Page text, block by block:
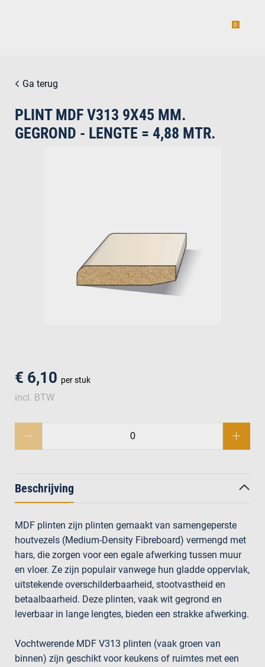
0
Ga terug
€ 6,10 per stuk
incl. BTW
PLINT MDF V313 9X45 MM.
GEGROND - LENGTE = 4,88 MTR.
Beschrijving
MDF plinten zijn plinten gemaakt van samengeperste
houtvezels (Medium-Density Fibreboard) vermengd met
hars, die zorgen voor een egale afwerking tussen muur
en vloer. Ze zijn populair vanwege hun gladde oppervlak,
uitstekende overschilderbaarheid, stootvastheid en
betaalbaarheid. Deze plinten, vaak wit gegrond en
leverbaar in lange lengtes, bieden een strakke afwerking.
Vochtwerende MDF V313 plinten (vaak groen van
binnen) zijn geschikt voor keukens of ruimtes met een